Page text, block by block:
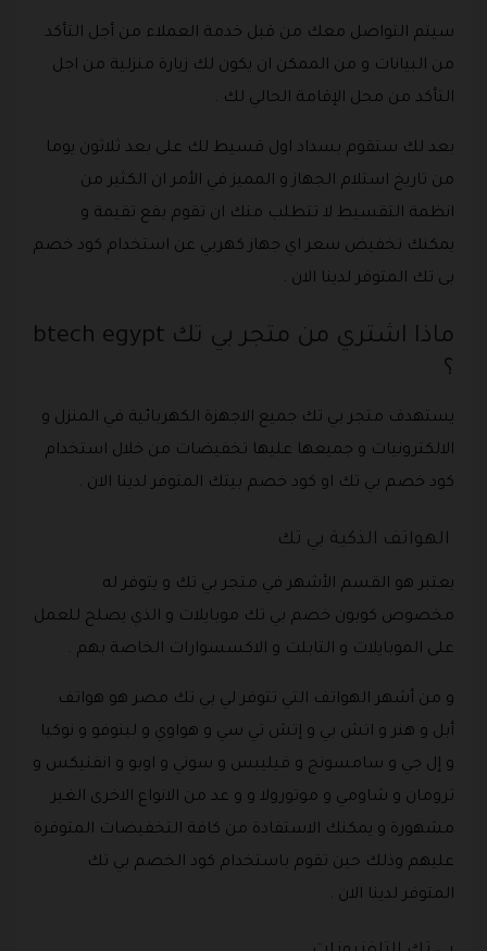
سيتم التواصل معك من قبل خدمة العملاء من أجل التأكد
من البيانات و من الممكن ان يكون لك زيارة منزلية من اجل
التأكد من محل الإقامة الحالي لك .
بعد لك ستقوم بسداد اول قسيط لك على بعد ثلاثون يوما
من تاريخ استلام الجهاز و المميز في الأمر ان الكثير من
انظمة التقسيط لا تتطلب منك ان تقوم بفع تقيمة و
يمكنك تخفيض سعر اي جهاز كهربي عن استخدام كود خصم
بى تك المتوفر لدينا الان .
ماذا اشتري من متجر بي تك btech egypt
؟
يستهدف متجر بي تك جميع الاجهزة الكهربائية في المنزل و
الالكترونيات و جميعها عليها تخفيضات من خلال استخدام
كود خصم بي تك او كود خصم بيتك المتوفر لدينا الان .
الهواتف الذكية بي تك
يعتبر هو القسم الأشهر في متجر بي تك و يتوفر له
مخصوص كوبون خصم بي تك موبايلات و الذي يصلح للعمل
على الموبايلات و التابلت و الاكسسوارات الخاصة بهم .
و من أشهر الهواتف التي تتوفر لي بي تك مصر هو هواتف
أبل و هنر و اتش بي و إتش تي سي و هواوي و لينوفو و نوكيا
و إل جي و سامسونج و فيليبس و سوني و اوبو و انفنيكس و
ترومان و شاومي و موتورولا و و عد من الانواع الاخرى الغير
مشهورة و يمكنك الاستفادة من كافة التخفيضات المتوفرة
عليهم وذلك حين تقوم باستخدام كود الخصم بي تك
المتوفر لدينا الان .